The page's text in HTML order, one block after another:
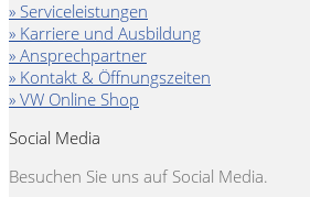
» Serviceleistungen
» Karriere und Ausbildung
» Ansprechpartner
» Kontakt & Öffnungszeiten
» VW Online Shop
Social Media
Besuchen Sie uns auf Social Media.